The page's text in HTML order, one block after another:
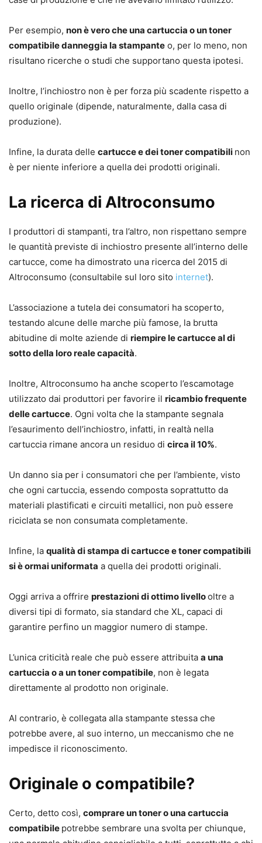
Per esempio, non è vero che una cartuccia o un toner
compatibile danneggia la stampante o, per lo meno, non
risultano ricerche o studi che supportano questa ipotesi.
Inoltre, l’inchiostro non è per forza più scadente rispetto a
quello originale (dipende, naturalmente, dalla casa di
produzione).
Infine, la durata delle cartucce e dei toner compatibili non
è per niente inferiore a quella dei prodotti originali.
La ricerca di Altroconsumo
I produttori di stampanti, tra l’altro, non rispettano sempre
le quantità previste di inchiostro presente all’interno delle
cartucce, come ha dimostrato una ricerca del 2015 di
Altroconsumo (consultabile sul loro sito internet).
L’associazione a tutela dei consumatori ha scoperto,
testando alcune delle marche più famose, la brutta
abitudine di molte aziende di riempire le cartucce al di
sotto della loro reale capacità.
Inoltre, Altroconsumo ha anche scoperto l’escamotage
utilizzato dai produttori per favorire il ricambio frequente
delle cartucce. Ogni volta che la stampante segnala
l’esaurimento dell’inchiostro, infatti, in realtà nella
cartuccia rimane ancora un residuo di circa il 10%.
Un danno sia per i consumatori che per l’ambiente, visto
che ogni cartuccia, essendo composta soprattutto da
materiali plastificati e circuiti metallici, non può essere
riciclata se non consumata completamente.
Infine, la qualità di stampa di cartucce e toner compatibili
si è ormai uniformata a quella dei prodotti originali.
Oggi arriva a offrire prestazioni di ottimo livellooltre a
diversi tipi di formato, sia standard che XL, capaci di
garantire perfino un maggior numero di stampe.
L’unica criticità reale che può essere attribuita a una
cartuccia o a un toner compatibile, non è legata
direttamente al prodotto non originale.
Al contrario, è collegata alla stampante stessa che
potrebbe avere, al suo interno, un meccanismo che ne
impedisce il riconoscimento.
Originale o compatibile?
Certo, detto così, comprare un toner o una cartuccia
compatibile potrebbe sembrare una svolta per chiunque,